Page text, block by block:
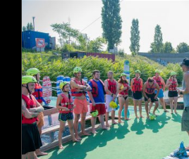
€80.00